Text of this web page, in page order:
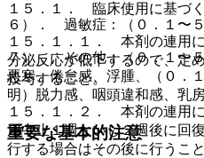
１５．１． 臨床使用に基づ
１５．１．１． 本剤の連用
分泌反応が低下するので、定
投与すること。
１５．１．２． 本剤の連用
用中止１週ないし２週後に回
行する場合はその後に行うこと
６）． 過敏症：（０．１〜
７）． その他：（０．１〜
悪寒、倦怠感、浮腫、（０．
明）脱力感、咽頭違和感、乳
重要な基本的注意